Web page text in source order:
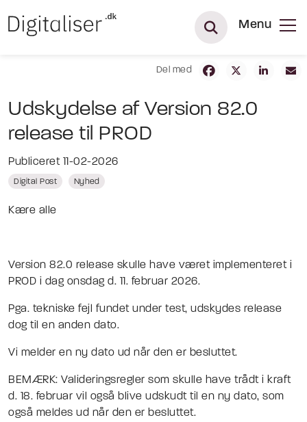
Menu
Del med
Udskydelse af Version 82.0
release til PROD
Publiceret 11-02-2026
Digital Post Nyhed
Kære alle
Version 82.0 release skulle have været implementeret i
PROD i dag onsdag d. 11. februar 2026.
Pga. tekniske fejl fundet under test, udskydes release
dog til en anden dato.
Vi melder en ny dato ud når den er besluttet.
BEMÆRK: Valideringsregler som skulle have trådt i kraft
d. 18. februar vil også blive udskudt til en ny dato, som
også meldes ud når den er besluttet.